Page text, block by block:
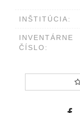
INŠTITÚCIA:
INVENTÁRNE
ČÍSLO: